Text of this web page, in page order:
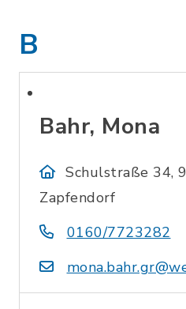
B
Bahr, Mona
Schulstraße 34,
Zapfendorf
0160/7723282